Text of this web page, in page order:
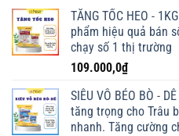
TĂNG TỐC HEO -
phẩm hiệu quả bán
chạy số 1 thị trường
109.000,0₫
SIÊU VỖ BÉO BÒ -
tăng trọng cho Trâu
nhanh. Tăng cường